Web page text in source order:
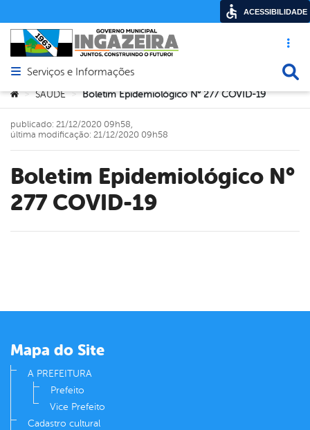
Acesso
Abrir menu principal de navegação
Serviços e Informações
Você está aqui:
> SAÚDE > Boletim Epidemiológico N° 277 COVID-19
Boletim Epidemiológico N°
277 COVID-19
publicado: 21/12/2020 09h58,
última modificação: 21/12/2020 09h58
Mapa do Site
A PREFEITURA
Prefeito
Vice Prefeito
Cadastro cultural
ACESSIBILIDADE